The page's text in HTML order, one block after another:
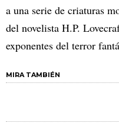
a una serie de criaturas
del novelista H.P.
exponentes del terror
MIRA TAMBIÉN